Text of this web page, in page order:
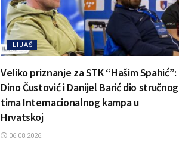
ILIJAŠ
Veliko priznanje za STK “Hašim Spahić”:
Dino Čustović i Danijel Barić dio stručnog
tima Internacionalnog kampa u
Hrvatskoj
06.08.2026.